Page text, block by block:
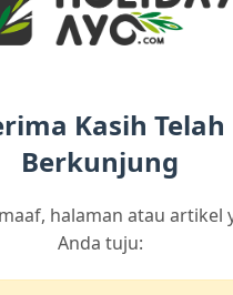
Kasih Telah
Berkunjung
halaman atau artikel
Anda tuju: